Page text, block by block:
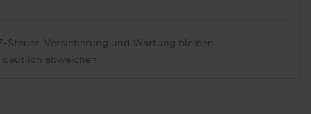
Steuer, Versicherung und Wartung bleiben
abweichen.